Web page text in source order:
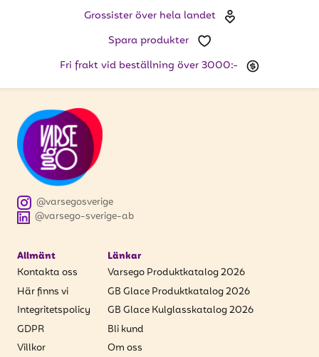
PRENUMERERA
Grossister över hela landet
Spara produkter
Fri frakt vid beställning över 3000:-
@varsego-sverige-ab
@varsegosverige
Allmänt
Kontakta oss
Här finns vi
Integritetspolicy
GDPR
Villkor
Länkar
Varsego Produktkatalog 2026
GB Glace Produktkatalog 2026
GB Glace Kulglasskatalog 2026
Bli kund
Om oss